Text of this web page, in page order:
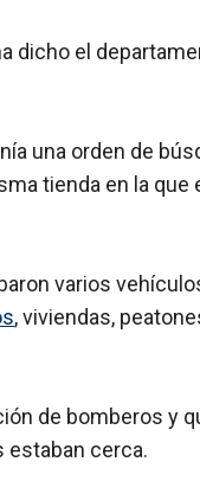
dicho el
una orden de
tienda en la que
varios
, viviendas,
de bomberos y
estaban cerca.